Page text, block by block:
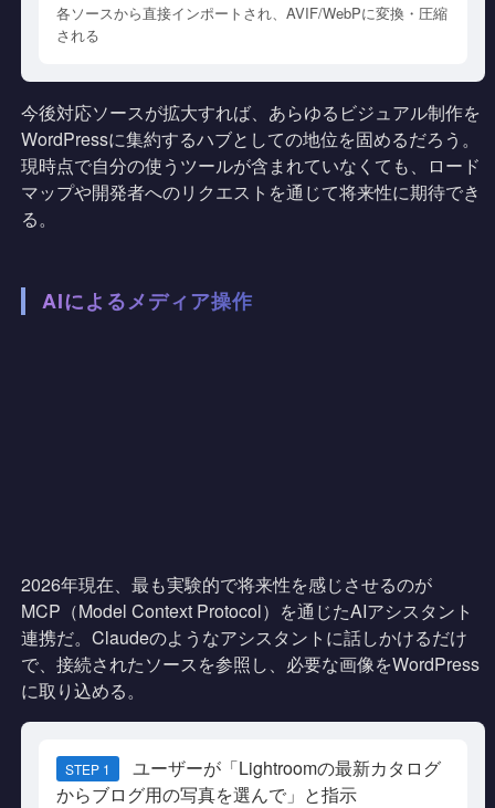
各ソースから直接インポートされ、AVIF/WebPに変換・圧縮
される
今後対応ソースが拡大すれば、あらゆるビジュアル制作を
WordPressに集約するハブとしての地位を固めるだろう。
現時点で自分の使うツールが含まれていなくても、ロード
マップや開発者へのリクエストを通じて将来性に期待でき
る。
AIによるメディア操作
2026年現在、最も実験的で将来性を感じさせるのが
MCP（Model Context Protocol）を通じたAIアシスタント
連携だ。Claudeのようなアシスタントに話しかけるだけ
で、接続されたソースを参照し、必要な画像をWordPress
に取り込める。
STEP 1
ユーザーが「Lightroomの最新カタログ
からブログ用の写真を選んで」と指示